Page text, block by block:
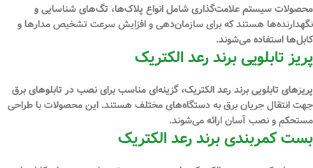
محصولات سیستم علامت‌گذاری شامل انواع پلاک‌ها، تگ‌های شناسایی و
نگهدارنده‌ها هستند که برای سازمان‌دهی و افزایش سرعت تشخیص مدارها و
کابل‌ها استفاده می‌شوند.
پریز تابلویی برند رعد الکتریک
پریزهای تابلویی برند رعد الکتریک، گزینه‌ای مناسب برای نصب در تابلوهای برق
جهت انتقال جریان برق به دستگاه‌های مختلف هستند. این محصولات با طراحی
مستحکم و نصب آسان ارائه می‌شوند.
بست کمربندی برند رعد الکتریک